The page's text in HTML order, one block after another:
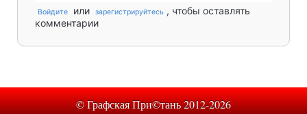
Войдите или зарегистрируйтесь , чтобы оставлять
комментарии
© Графская При©тань 2012-2026